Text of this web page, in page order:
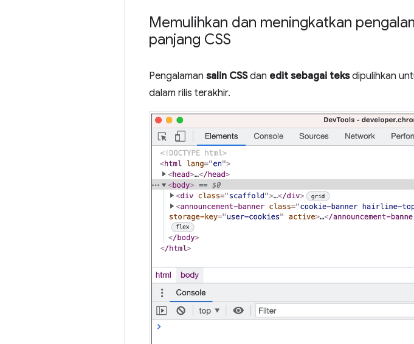
Memulihkan dan meningkatkan
panjang CSS
Pengalaman salin CSSdan edit sebagai teksdipulihkan
dalam rilis terakhir.